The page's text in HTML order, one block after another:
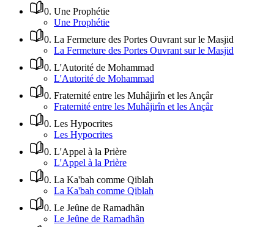
0. Une Prophétie
Une Prophétie
0. La Fermeture des Portes Ouvrant sur le Masjid
La Fermeture des Portes Ouvrant sur le Masjid
0. L'Autorité de Mohammad
L'Autorité de Mohammad
0. Fraternité entre les Muhâjirîn et les Ançâr
Fraternité entre les Muhâjirîn et les Ançâr
0. Les Hypocrites
Les Hypocrites
0. L'Appel à la Prière
L'Appel à la Prière
0. La Ka'bah comme Qiblah
La Ka'bah comme Qiblah
0. Le Jeûne de Ramadhân
Le Jeûne de Ramadhân